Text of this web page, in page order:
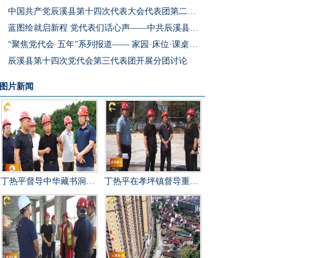
中国共产党辰溪县第十四次代表大会代表团第二次会议开展分团讨论
蓝图绘就启新程 党代表们话心声——中共辰溪县第十四次党代会代表访谈
“聚焦党代会·五年”系列报道—— 家园·床位·课桌三个坐标读懂辰溪民生温度
辰溪县第十四次党代会第三代表团开展分团讨论
图片新闻
丁热平督导中华藏书洞项目建设工作时强调 全力攻坚冲刺 守牢安全底线 打造经得起检验的精品文旅项目 丁热平在孝坪镇督导重点文旅项目建设时强调 紧盯节点 全力冲刺 高标准高质量高效率推进项目建设